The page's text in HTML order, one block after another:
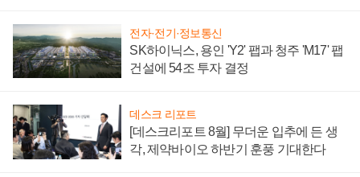
전자·전기·정보통신
SK하이닉스, 용인 'Y2' 팹과 청주 'M17' 팹
건설에 54조 투자 결정
데스크 리포트
[데스크리포트 8월] 무더운 입추에 든 생
각, 제약바이오 하반기 훈풍 기대한다